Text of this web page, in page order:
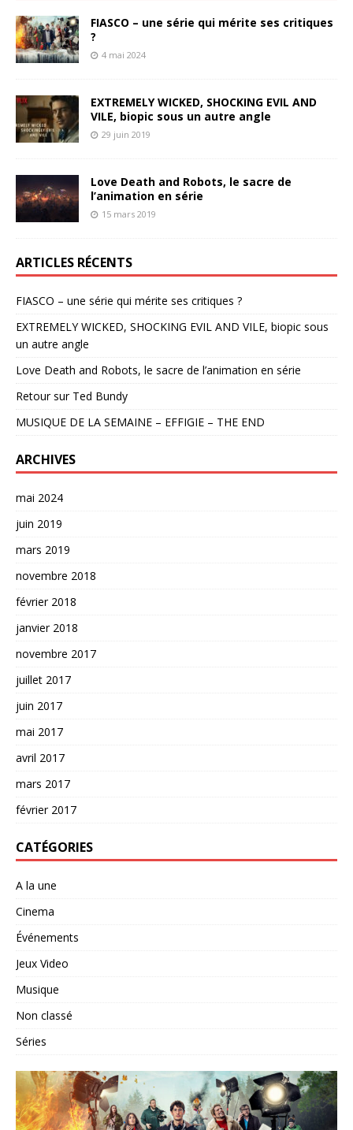
FIASCO – une série qui mérite ses critiques
?
4 mai 2024
EXTREMELY WICKED, SHOCKING EVIL AND
VILE, biopic sous un autre angle
29 juin 2019
Love Death and Robots, le sacre de
l’animation en série
15 mars 2019
ARTICLES RÉCENTS
FIASCO – une série qui mérite ses critiques ?
EXTREMELY WICKED, SHOCKING EVIL AND VILE, biopic sous
un autre angle
Love Death and Robots, le sacre de l’animation en série
Retour sur Ted Bundy
MUSIQUE DE LA SEMAINE – EFFIGIE – THE END
ARCHIVES
mai 2024
juin 2019
mars 2019
novembre 2018
février 2018
janvier 2018
novembre 2017
juillet 2017
juin 2017
mai 2017
avril 2017
mars 2017
février 2017
CATÉGORIES
A la une
Cinema
Événements
Jeux Video
Musique
Non classé
Séries